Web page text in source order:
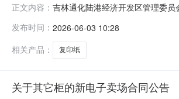
正文内容： 吉林通化陆港经济开发区管理委
（元）:预算总额（元）:项目所在
发布时间： 2026-06-03 10:28
相关产品：
复印纸
关于其它柜的新电子卖场合同公告